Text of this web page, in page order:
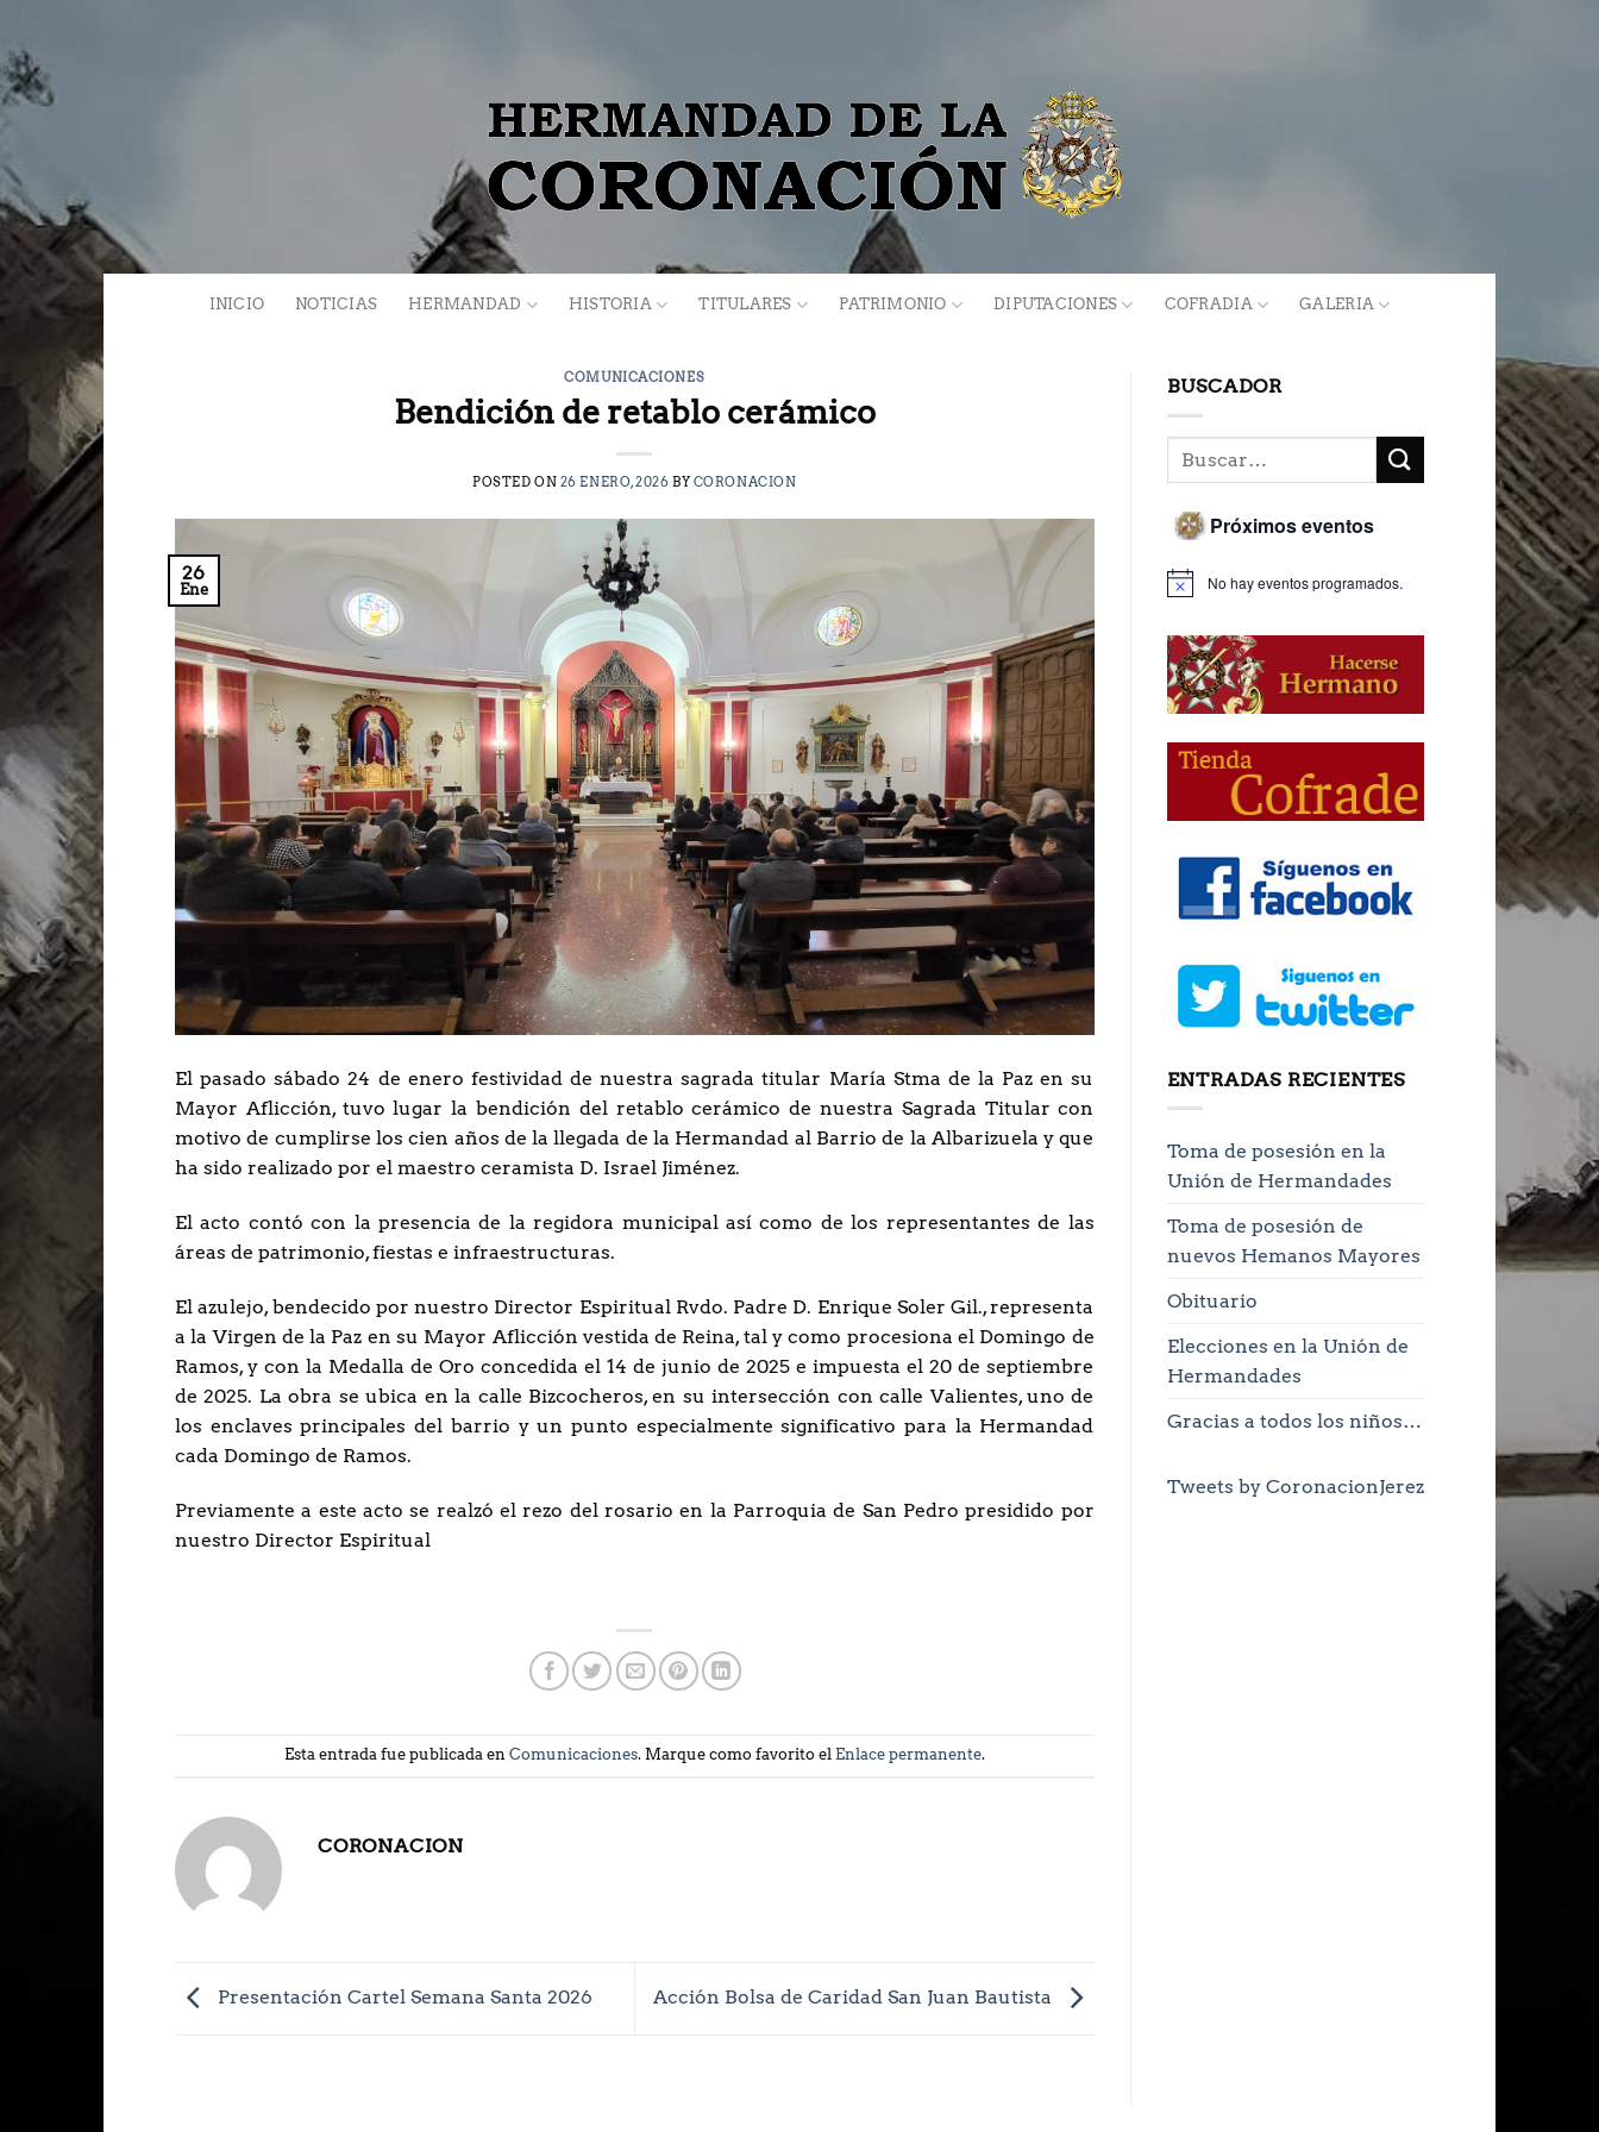
INICIO NOTICIAS HERMANDAD HISTORIA TITULARES PATRIMONIO DIPUTACIONES COFRADIA GALERIA
COMUNICACIONES
Bendición de retablo cerámico
POSTED ON 26 ENERO, 2026 BY CORONACION
26
Ene
El pasado sábado 24 de enero festividad de nuestra sagrada titular María Stma de la Paz en su
Mayor Aflicción, tuvo lugar la bendición del retablo cerámico de nuestra Sagrada Titular con
motivo de cumplirse los cien años de la llegada de la Hermandad al Barrio de la Albarizuela y que
ha sido realizado por el maestro ceramista D. Israel Jiménez.
El acto contó con la presencia de la regidora municipal así como de los representantes de las
áreas de patrimonio, fiestas e infraestructuras.
El azulejo, bendecido por nuestro Director Espiritual Rvdo. Padre D. Enrique Soler Gil., representa
a la Virgen de la Paz en su Mayor Aflicción vestida de Reina, tal y como procesiona el Domingo de
Ramos, y con la Medalla de Oro concedida el 14 de junio de 2025 e impuesta el 20 de septiembre
de 2025. La obra se ubica en la calle Bizcocheros, en su intersección con calle Valientes, uno de
los enclaves principales del barrio y un punto especialmente significativo para la Hermandad
cada Domingo de Ramos.
Previamente a este acto se realzó el rezo del rosario en la Parroquia de San Pedro presidido por
nuestro Director Espiritual
Esta entrada fue publicada en Comunicaciones. Marque como favorito el Enlace permanente.
CORONACION
Presentación Cartel Semana Santa 2026 Acción Bolsa de Caridad San Juan Bautista
BUSCADOR
Próximos eventos
No hay eventos programados.
ENTRADAS RECIENTES
Toma de posesión en la
Unión de Hermandades
Toma de posesión de
nuevos Hemanos Mayores
Obituario
Elecciones en la Unión de
Hermandades
Gracias a todos los niños…
Tweets by CoronacionJerez